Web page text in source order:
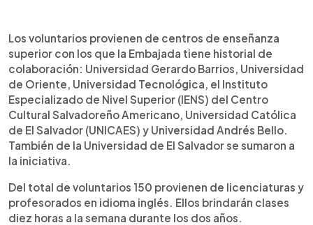
Los voluntarios provienen de centros de enseñanza
superior con los que la Embajada tiene historial de
colaboración: Universidad Gerardo Barrios, Universidad
de Oriente, Universidad Tecnológica, el Instituto
Especializado de Nivel Superior (IENS) del Centro
Cultural Salvadoreño Americano, Universidad Católica
de El Salvador (UNICAES) y Universidad Andrés Bello.
También de la Universidad de El Salvador se sumaron a
la iniciativa.
Del total de voluntarios 150 provienen de licenciaturas y
profesorados en idioma inglés. Ellos brindarán clases
diez horas a la semana durante los dos años.